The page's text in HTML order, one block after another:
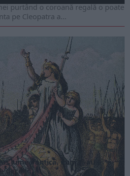
purtând o coroană regală o poate
pe Cleopatra a...
lumea antică. Cum și-au
decenii